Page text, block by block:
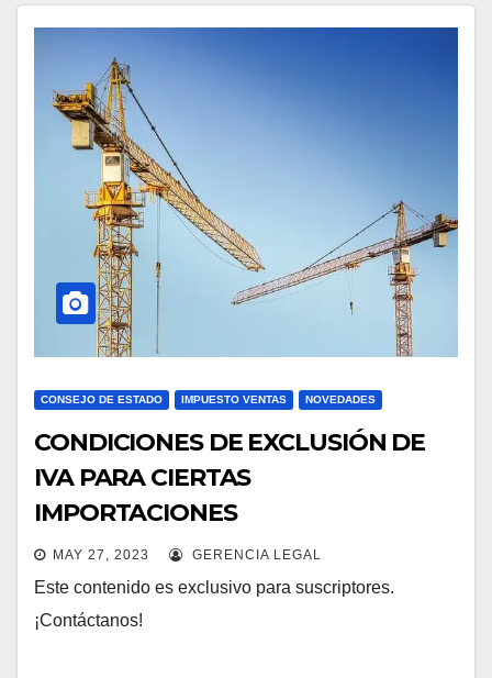
CONSEJO DE ESTADO IMPUESTO VENTAS NOVEDADES
CONDICIONES DE EXCLUSIÓN DE
IVA PARA CIERTAS
IMPORTACIONES
MAY 27, 2023 GERENCIA LEGAL
Este contenido es exclusivo para suscriptores.
¡Contáctanos!